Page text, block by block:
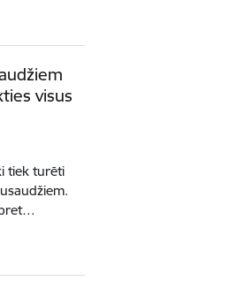
visus
tiek turēti